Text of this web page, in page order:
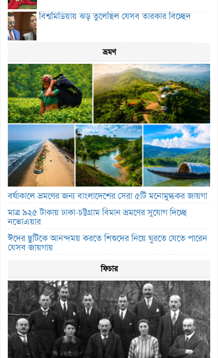
বিশ্বমিডিয়ায় ঝড় তুলেছিল যেসব তারকার বিচ্ছেদ
ভ্রমণ
বর্ষাকালে ভ্রমণের জন্য বাংলাদেশের সেরা ৫টি মনোমুগ্ধকর জায়গা
মাত্র ৯২৫ টাকায় ঢাকা-চট্টগ্রাম বিমান ভ্রমণের সুযোগ দিচ্ছে
নভোএয়ার
ঈদের ছুটিকে আনন্দময় করতে শিশুদের নিয়ে ঘুরতে যেতে পারেন
যেসব জায়গায়
ফিচার